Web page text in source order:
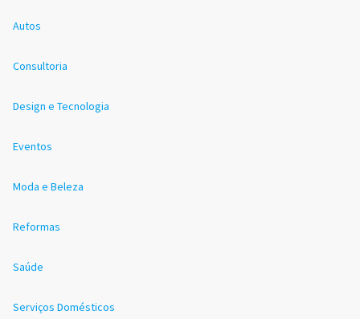
Autos
Consultoria
Design e Tecnologia
Eventos
Moda e Beleza
Reformas
Saúde
Serviços Domésticos